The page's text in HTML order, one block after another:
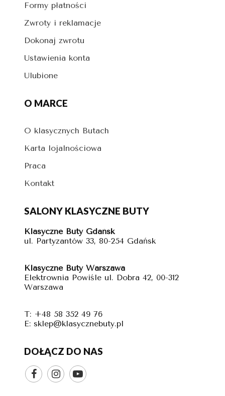
Formy płatności
Zwroty i reklamacje
Dokonaj zwrotu
Ustawienia konta
Ulubione
O MARCE
O klasycznych Butach
Karta lojalnościowa
Praca
Kontakt
SALONY KLASYCZNE BUTY
Klasyczne Buty Gdańsk
ul. Partyzantów 33, 80-254 Gdańsk
Klasyczne Buty Warszawa
Elektrownia Powiśle ul. Dobra 42, 00-312
Warszawa
T: +48 58 352 49 76
E: sklep@klasycznebuty.pl
DOŁĄCZ DO NAS
  